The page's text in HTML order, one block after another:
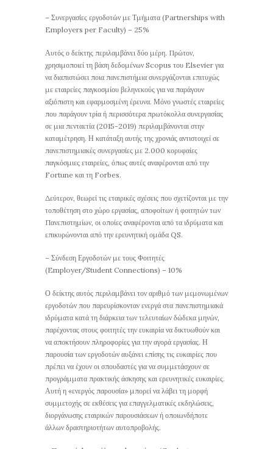
– Συνεργασίες εργοδοτών με Τμήματα (Partnerships with
Employers per Faculty) – 25%
Αυτός ο δείκτης περιλαμβάνει δύο μέρη. Πρώτον,
χρησιμοποιεί τη βάση δεδομένων Scopus του Elsevier για
να διαπιστώσει ποια πανεπιστήμια συνεργάζονται επιτυχώς
με εταιρείες παγκοσμίου βεληνεκούς για να παράγουν
αξιόπιστη και εφαρμοσμένη έρευνα. Μόνο γνωστές εταιρείες
που παράγουν τρία ή περισσότερα πρωτόκολλα συνεργασίας
σε μια πενταετία (2015-2019) περιλαμβάνονται στην
καταμέτρηση. Η κατάταξη αυτής της χρονιάς αντιστοιχεί σε
πανεπιστημιακές συνεργασίες με 2.000 κορυφαίες
παγκόσμιες εταιρείες, όπως αυτές αναφέρονται από την
Fortune και τη Forbes.
Δεύτερον, θεωρεί τις εταιρικές σχέσεις που σχετίζονται με την
τοποθέτηση στο χώρο εργασίας, αποφοίτων ή φοιτητών των
Πανεπιστημίων, οι οποίες αναφέρονται από τα ιδρύματα και
επικυρώνονται από την ερευνητική ομάδα QS.
– Σύνδεση Εργοδοτών με τους Φοιτητές
(Employer/Student Connections) – 10%
Ο δείκτης αυτός περιλαμβάνει τον αριθμό των μεμονωμένων
εργοδοτών που παρευρίσκονταν ενεργά στα πανεπιστημιακά
ιδρύματα κατά τη διάρκεια των τελευταίων δώδεκα μηνών,
παρέχοντας στους φοιτητές την ευκαιρία να δικτυωθούν και
να αποκτήσουν πληροφορίες για την αγορά εργασίας. Η
παρουσία των εργοδοτών αυξάνει επίσης τις ευκαιρίες που
πρέπει να έχουν οι σπουδαστές για να συμμετάσχουν σε
προγράμματα πρακτικής άσκησης και ερευνητικές ευκαιρίες.
Αυτή η «ενεργός παρουσία» μπορεί να λάβει τη μορφή
συμμετοχής σε εκθέσεις για επαγγελματικές εκδηλώσεις,
διοργάνωσης εταιρικών παρουσιάσεων ή οποιωνδήποτε
άλλων δραστηριοτήτων αυτοπροβολής.